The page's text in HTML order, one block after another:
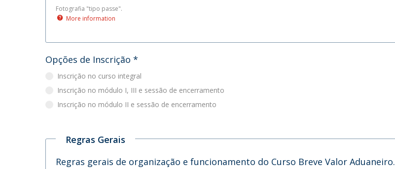
Fotografia "tipo passe".
More information
Opções de Inscrição *
Inscrição no curso integral
Inscrição no módulo I, III e sessão de encerramento
Inscrição no módulo II e sessão de encerramento
Regras Gerais
Regras gerais de organização e funcionamento do Curso Breve Valor Aduaneiro.